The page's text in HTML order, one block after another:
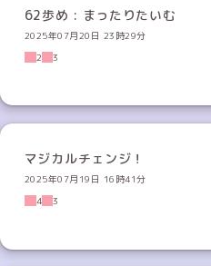
62歩め : まったりたいむ
2025年07月20日 23時29分
2
3
マジカルチェンジ！
2025年07月19日 16時41分
4
3